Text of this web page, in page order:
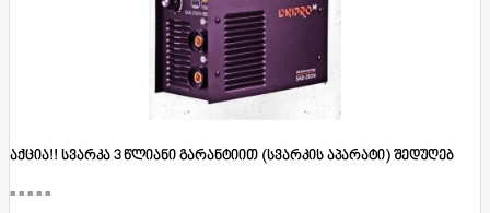
აქცია!! სვარკა 3 წლიანი გარანტიით (სვარკის აპარატი) შედუღებ
■■■■■